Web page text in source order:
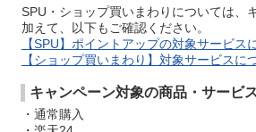
SPU・ショップ買いまわりについては、
加えて、以下もご確認ください。
【SPU】ポイントアップの対象サービス
【ショップ買いまわり】対象サービスに
キャンペーン対象の商品・サービ
・通常購入